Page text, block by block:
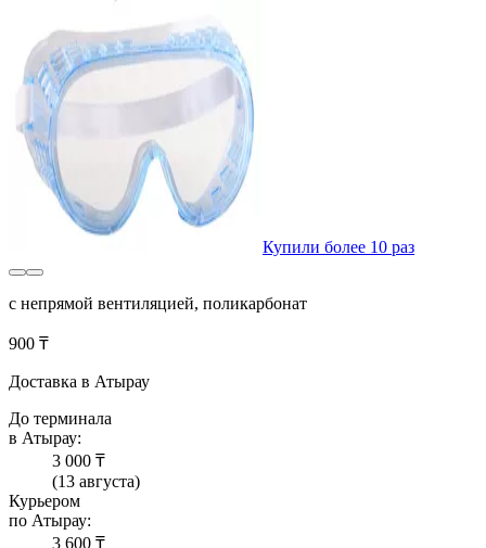
Купили более 10 раз
с непрямой вентиляцией, поликарбонат
900 ₸
Доставка в Атырау
До терминала
в Атырау:
3 000 ₸
(13 августа)
Курьером
по Атырау:
3 600 ₸